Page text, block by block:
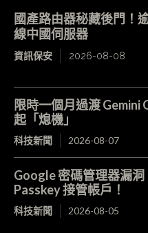
國產路由器秘藏後門！
線中國伺服器
資訊保安 2026-08-08
限時一個月過渡 Gemini
起「熄機」
科技新聞 2026-08-07
Google 密碼管理器漏
Passkey 接管帳戶！
科技新聞 2026-08-05